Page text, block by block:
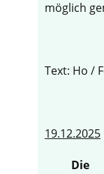
möglich
Text: Ho /
19.12.2025
Die